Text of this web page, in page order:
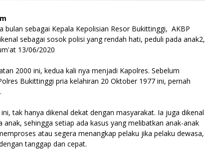
bulan sebagai Kepala Kepolisian Resor Bukittinggi, AKBP
sebagai sosok polisi yang rendah hati, peduli pada anak2,
13/06/2020
2000 ini, kedua kali nya menjadi Kapolres. Sebelum
Bukittinggi pria kelahiran 20 Oktober 1977 ini, pernah
tak hanya dikenal dekat dengan masyarakat. Ia juga dikenal
sehingga setiap ada kasus yang melibatkan anak-anak
atau segera menangkap pelaku jika pelaku dewasa,
tanggap dan cepat.